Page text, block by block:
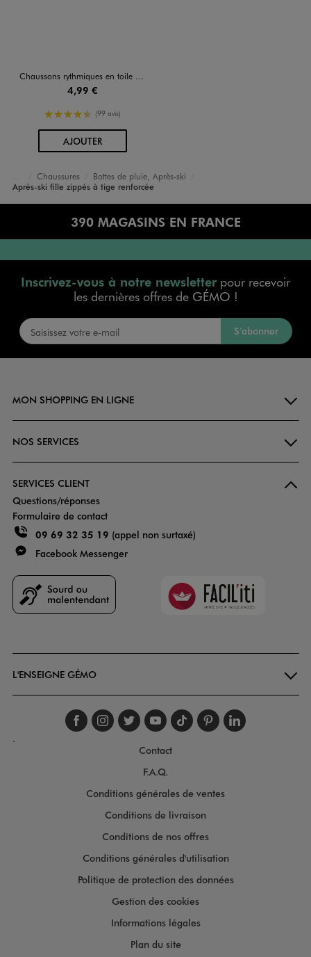
Chaussons rythmiques en toile unis avec élastique
4,99 €
4.5/5 de moyenne
(99 avis)
AJOUTERAU PANIER
Accueil
Fille
Chaussures
Bottes de pluie, Après-ski
Après-ski fille zippés à tige renforcée
390 MAGASINS EN FRANCE
Inscrivez-vous à notre newsletterpour recevoir
les dernières offres de GÉMO !
S’abonner
MON SHOPPING EN LIGNE
NOS SERVICES
SERVICES CLIENT
Questions/réponses
Formulaire de contact
09 69 32 35 19 (appel non surtaxé)
Facebook Messenger
Faciliti
L'ENSEIGNE GÉMO
Suivez-nous sur
Suivez-nous sur
Suivez-nous sur
Suivez-nous
Suivez-nous
Suivez-
.
Contact
F.A.Q.
Conditions générales de ventes
Conditions de livraison
Conditions de nos offres
Conditions générales d'utilisation
Politique de protection des données
Gestion des cookies
Informations légales
Plan du site